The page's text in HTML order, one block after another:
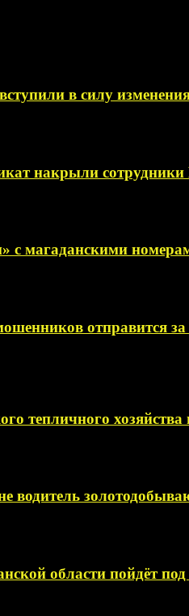
в силу
накрыли
с магаданскими
отправится
тепличного
водитель
области пойдёт